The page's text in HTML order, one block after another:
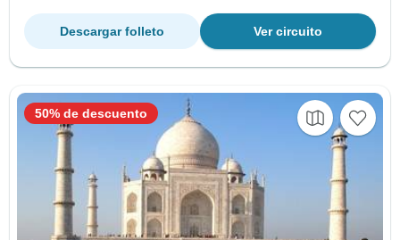
Ver circuito
Descargar folleto
50% de descuento